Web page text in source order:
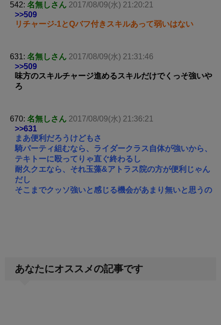
542: 名無しさん 2017/08/09(水) 21:20:21
>>509
リチャージ-1とQバフ付きスキルあって弱いはない
631: 名無しさん 2017/08/09(水) 21:31:46
>>509
味方のスキルチャージ進めるスキルだけでくっそ強いや
ろ
670: 名無しさん 2017/08/09(水) 21:36:21
>>631
まあ便利だろうけどもさ
騎パーティ組むなら、ライダークラス自体が強いから、
テキトーに殴ってりゃ直ぐ終わるし
耐久クエなら、それ玉藻&アトラス院の方が便利じゃん
だし
そこまでクッソ強いと感じる機会があまり無いと思うの
あなたにオススメの記事です